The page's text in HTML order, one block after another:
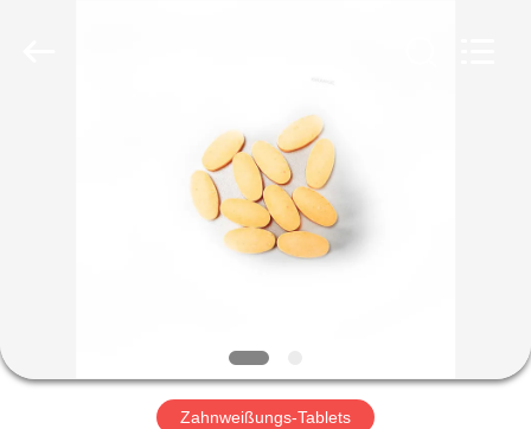
PRODUKTE
ÜBER
UNS
Zahnweißungs-Tablets